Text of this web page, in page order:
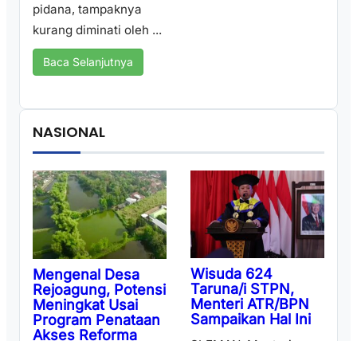
pidana, tampaknya
kurang diminati oleh ...
Baca Selanjutnya
NASIONAL
Mengenal Desa
Rejoagung, Potensi
Meningkat Usai
Program Penataan
Akses Reforma
Wisuda 624
Taruna/i STPN,
Menteri ATR/BPN
Sampaikan Hal Ini